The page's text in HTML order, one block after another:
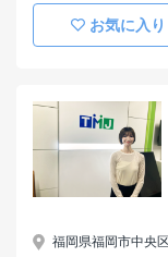
お気に入り
福岡県福岡市中央